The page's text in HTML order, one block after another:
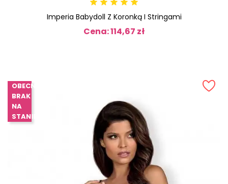
Imperia Babydoll Z Koronką I Stringami
Cena: 114,67 zł
OBECNIE
BRAK
NA
STANIE